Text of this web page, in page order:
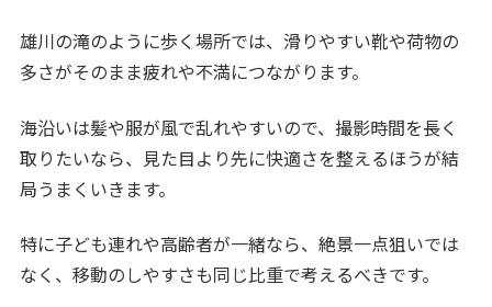
雄川の滝のように歩く場所では、滑りやすい靴や荷物の
多さがそのまま疲れや不満につながります。
海沿いは髪や服が風で乱れやすいので、撮影時間を長く
取りたいなら、見た目より先に快適さを整えるほうが結
局うまくいきます。
特に子ども連れや高齢者が一緒なら、絶景一点狙いでは
なく、移動のしやすさも同じ比重で考えるべきです。